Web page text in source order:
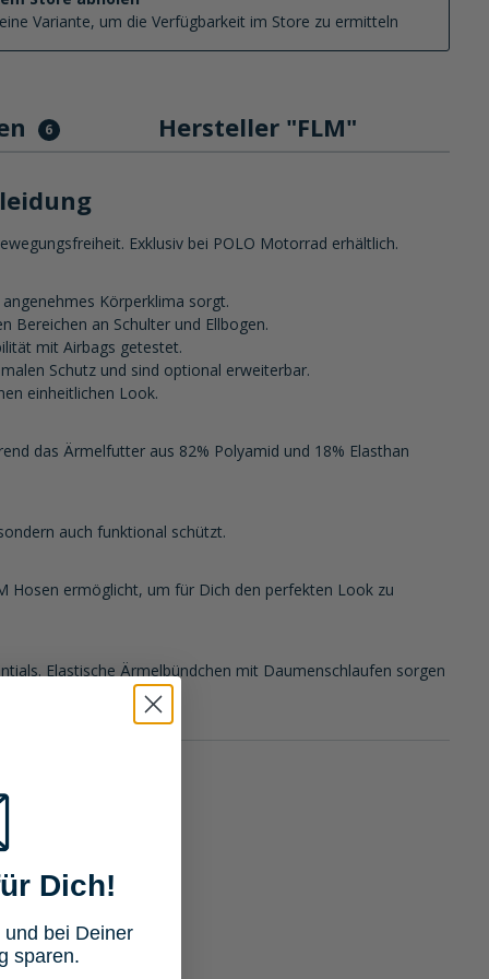
Variante, um die Verfügbarkeit im Store zu ermitteln
6 Hersteller "FLM"
Exklusiv bei POLO Motorrad erhältlich.
Körperklima sorgt.
Bereichen an Schulter und Ellbogen.
mit Airbags getestet.
Schutz und sind optional erweiterbar.
einheitlichen Look.
das Ärmelfutter aus 82% Polyamid und 18% Elasthan
auch funktional schützt.
Hosen ermöglicht, um für Dich den perfekten Look zu
Elastische Ärmelbündchen mit Daumenschlaufen sorgen
Dich!
bei Deiner
sparen.